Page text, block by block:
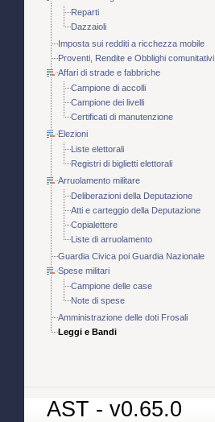
Reparti
Dazzaioli
Imposta sui redditi a ricchezza mobile
Proventi, Rendite e Obblighi comunitativi
Affari di strade e fabbriche
Campione di accolli
Campione dei livelli
Certificati di manutenzione
Elezioni
Liste elettorali
Registri di biglietti elettorali
Arruolamento militare
Deliberazioni della Deputazione
Atti e carteggio della Deputazione
Copialettere
Liste di arruolamento
Guardia Civica poi Guardia Nazionale
Spese militari
Campione delle case
Note di spese
Amministrazione delle doti Frosali
Leggi e Bandi
AST - v0.65.0